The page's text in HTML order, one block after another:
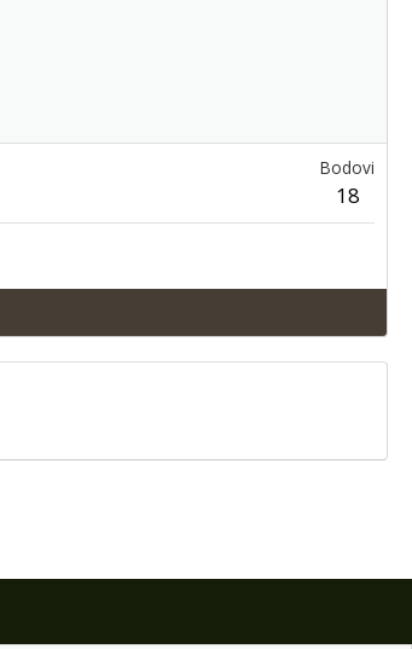
Bodovi
18